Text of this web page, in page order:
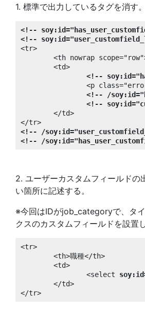
1. 標準で出力しているタグを消す。
<!--
<!--
<tr>
<th nowrap
<!--
<p
<!-- /
<!--
<!-- /
<!-- /
2. ユーザーカスタムフィールドの
い箇所に記述する。
※今回はIDがjob_categoryで、タ
クスのカスタムフィールドを設置
<tr>
		<select
</tr>